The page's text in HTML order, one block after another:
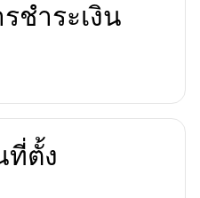
ชำระเงิน
ที่ตั้ง